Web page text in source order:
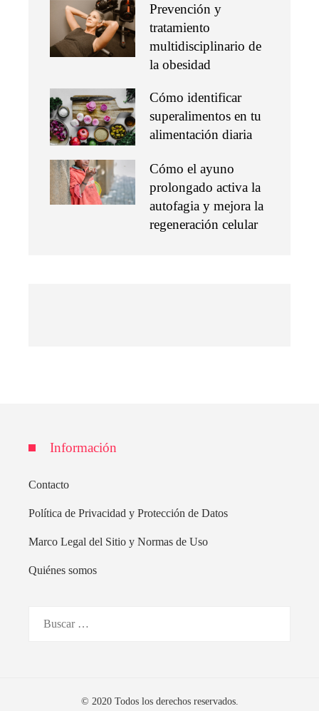
Prevención y
tratamiento
multidisciplinario de
la obesidad
Cómo identificar
superalimentos en tu
alimentación diaria
Cómo el ayuno
prolongado activa la
autofagia y mejora la
regeneración celular
Información
Contacto
Política de Privacidad y Protección de Datos
Marco Legal del Sitio y Normas de Uso
Quiénes somos
© 2020 Todos los derechos reservados.